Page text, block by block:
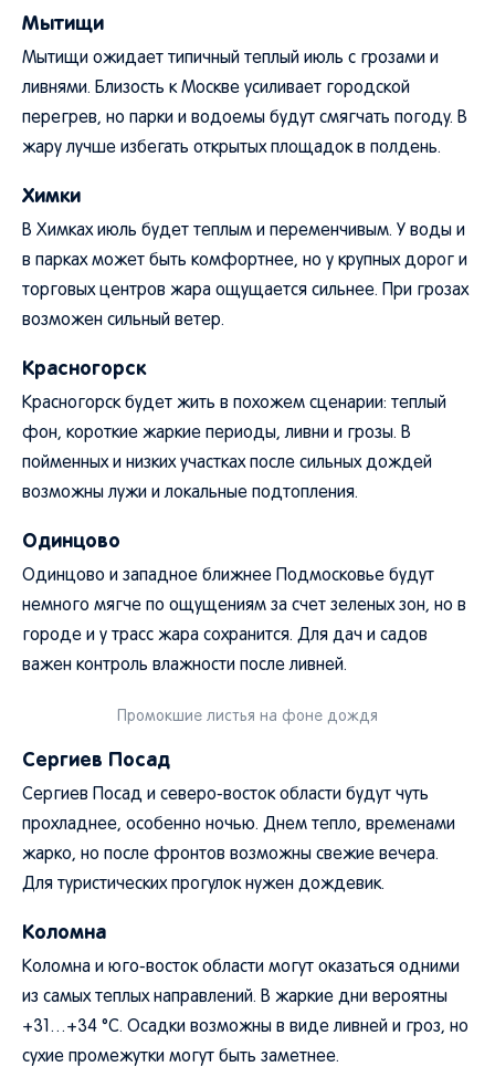
Мытищи
Мытищи ожидает типичный теплый июль с грозами и
ливнями. Близость к Москве усиливает городской
перегрев, но парки и водоемы будут смягчать погоду. В
жару лучше избегать открытых площадок в полдень.
Химки
В Химках июль будет теплым и переменчивым. У воды и
в парках может быть комфортнее, но у крупных дорог и
торговых центров жара ощущается сильнее. При грозах
возможен сильный ветер.
Красногорск
Красногорск будет жить в похожем сценарии: теплый
фон, короткие жаркие периоды, ливни и грозы. В
пойменных и низких участках после сильных дождей
возможны лужи и локальные подтопления.
Одинцово
Одинцово и западное ближнее Подмосковье будут
немного мягче по ощущениям за счет зеленых зон, но в
городе и у трасс жара сохранится. Для дач и садов
важен контроль влажности после ливней.
Промокшие листья на фоне дождя
Сергиев Посад
Сергиев Посад и северо-восток области будут чуть
прохладнее, особенно ночью. Днем тепло, временами
жарко, но после фронтов возможны свежие вечера.
Для туристических прогулок нужен дождевик.
Коломна
Коломна и юго-восток области могут оказаться одними
из самых теплых направлений. В жаркие дни вероятны
+31…+34 °C. Осадки возможны в виде ливней и гроз, но
сухие промежутки могут быть заметнее.